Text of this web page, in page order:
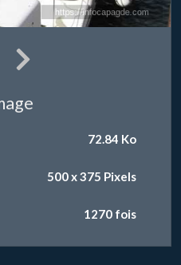
72.84 Ko
500 x 375 Pixels
1270 fois